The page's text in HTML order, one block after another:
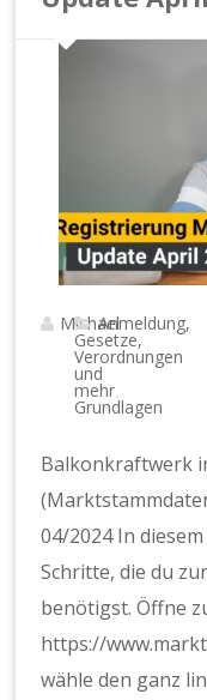
MichaelAnmeldung,
Gesetze,
Verordnungen
und
mehr,
Grundlagen
Balkonkraftwerk
04/2024 In
Schritte, die du
benötigst. Öffne
https://
wähle den ganz